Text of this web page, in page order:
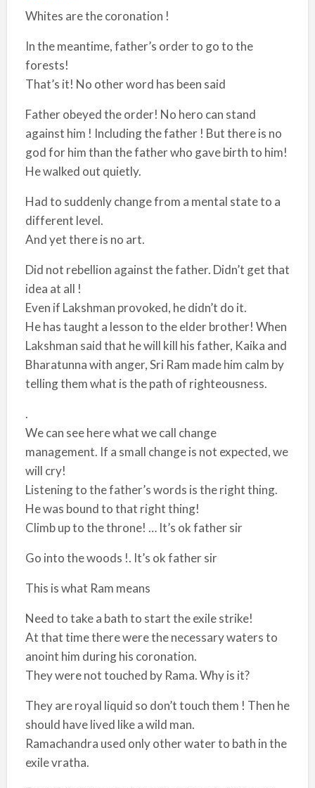
Whites are the coronation !
In the meantime, father’s order to go to the
forests!
That’s it! No other word has been said
Father obeyed the order! No hero can stand
against him ! Including the father ! But there is no
god for him than the father who gave birth to him!
He walked out quietly.
Had to suddenly change from a mental state to a
different level.
And yet there is no art.
Did not rebellion against the father. Didn’t get that
idea at all !
Even if Lakshman provoked, he didn’t do it.
He has taught a lesson to the elder brother! When
Lakshman said that he will kill his father, Kaika and
Bharatunna with anger, Sri Ram made him calm by
telling them what is the path of righteousness.
.
We can see here what we call change
management. If a small change is not expected, we
will cry!
Listening to the father’s words is the right thing.
He was bound to that right thing!
Climb up to the throne! … It’s ok father sir
Go into the woods !. It’s ok father sir
This is what Ram means
Need to take a bath to start the exile strike!
At that time there were the necessary waters to
anoint him during his coronation.
They were not touched by Rama. Why is it?
They are royal liquid so don’t touch them ! Then he
should have lived like a wild man.
Ramachandra used only other water to bath in the
exile vratha.